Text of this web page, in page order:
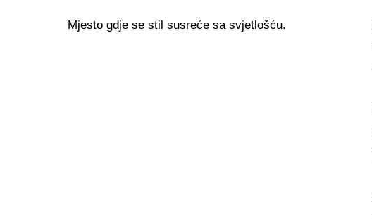
Mjesto gdje se stil susreće sa svjetlošću.